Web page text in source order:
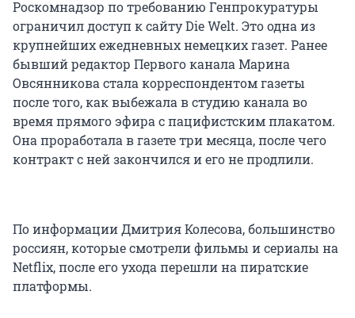
Роскомнадзор по требованию Генпрокуратуры
ограничил доступ к сайту Die Welt. Это одна из
крупнейших ежедневных немецких газет. Ранее
бывший редактор Первого канала Марина
Овсянникова стала корреспондентом газеты
после того, как выбежала в студию канала во
время прямого эфира с пацифистским плакатом.
Она проработала в газете три месяца, после чего
контракт с ней закончился и его не продлили.
По информации Дмитрия Колесова, большинство
россиян, которые смотрели фильмы и сериалы на
Netflix, после его ухода перешли на пиратские
платформы.